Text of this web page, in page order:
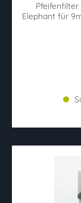
Elephant für